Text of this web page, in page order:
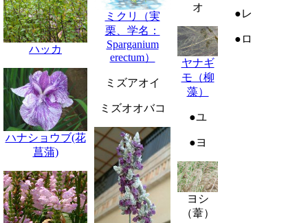
ハッカ
ハナショウブ(花
菖蒲)
ミクリ（実
栗、学名：
Sparganium
erectum）
ミズアオイ
ミズオオバコ
オ
ヤナギ
モ（柳
藻）
●ユ
●ヨ
ヨシ
（葦）
●レ
●ロ